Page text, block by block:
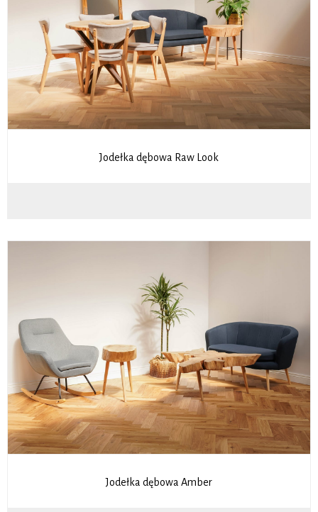
Jodełka dębowa Raw Look
Jodełka dębowa Amber